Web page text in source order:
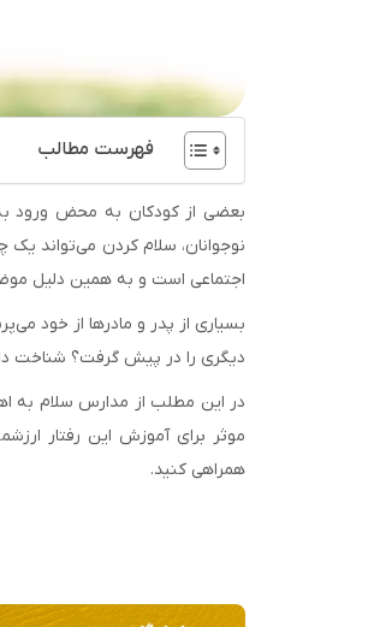
فهرست مطالب
بعضی از کودکان به محض ورود به
نوجوانان، سلام کردن می‌تواند یک
اجتماعی است و به همین دلیل
بسیاری از پدر و مادرها از خود
دیگری را در پیش گرفت؟ شناخت
در این مطلب از مدارس سلام به
موثر برای آموزش این رفتار
همراهی کنید.